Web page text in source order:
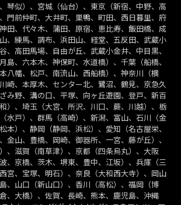
琴似）、宮城（仙台）、東京（新宿、中野、高
門前仲町、大井町、巣鴨、町田、西日暮里、府
田、代々木、蒲田、原宿、恵比寿、飯田橋、成
、練馬、調布、浜田山、経堂、五反田、武蔵小
、高田馬場、自由が丘、武蔵小金井、中目黒、
島、六本木、神保町、水道橋）、千葉（船橋、
八幡、松戸、南流山、西船橋）、神奈川（横
崎、本厚木、センター北、鷺沼、鶴見、京急久
み野、溝の口、平塚、向ヶ丘遊園、登戸、新百
）、埼玉（大宮、所沢、川口、蕨、川越）、栃
水戸）、群馬（高崎）、新潟、富山、石川（金
本）、静岡（静岡、浜松）、愛知（名古屋栄、
金山、豊橋、岡崎、御器所、一宮、藤が丘）、
、滋賀（南草津）、京都（四条烏丸）、大阪
、京橋、茨木、堺東、豊中、江坂）、兵庫（三
宮、宝塚、明石）、奈良（大和西大寺）、岡山
、山口（新山口）、香川（高松）、福岡（博
、大橋）、佐賀、長崎、熊本、鹿児島、沖縄